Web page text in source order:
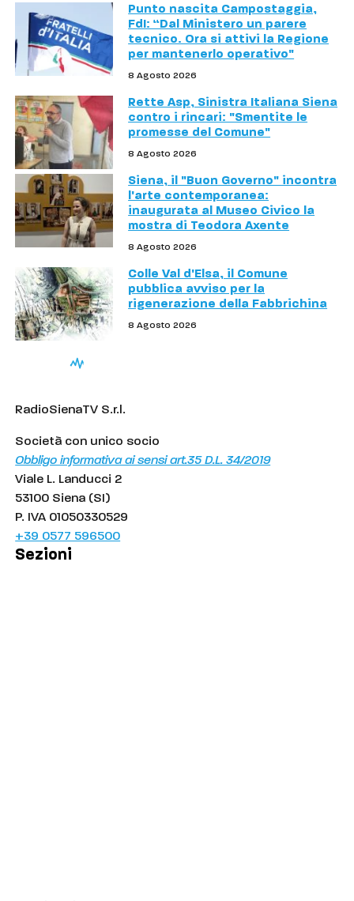
Punto nascita Campostaggia,
FdI: “Dal Ministero un parere
tecnico. Ora si attivi la Regione
per mantenerlo operativo"
8 Agosto 2026
Rette Asp, Sinistra Italiana Siena
contro i rincari: "Smentite le
promesse del Comune"
8 Agosto 2026
Siena, il "Buon Governo" incontra
l'arte contemporanea:
inaugurata al Museo Civico la
mostra di Teodora Axente
8 Agosto 2026
Colle Val d'Elsa, il Comune
pubblica avviso per la
rigenerazione della Fabbrichina
8 Agosto 2026
RadioSienaTV S.r.l.
Società con unico socio
Obbligo informativa ai sensi art.35 D.L. 34/2019
Viale L. Landucci 2
53100 Siena (SI)
P. IVA 01050330529
+39 0577 596500
Sezioni